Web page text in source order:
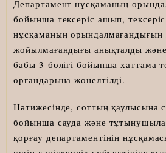
Департамент нұсқаманың
бойынша тексеріс ашып,
нұсқаманың орындалмағандығын
жойылмағандығы анықталды
бабы 3-бөлігі бойынша хаттама
органдарына жөнелтілді.
Нәтижесінде, соттың қаулысына
бойынша сауда және
қорғау департаментінің